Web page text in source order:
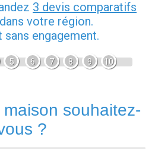
3 devis comparatifs
dans votre région.
sans engagement.
5 6 7 8 9 10
souhaitez-
?